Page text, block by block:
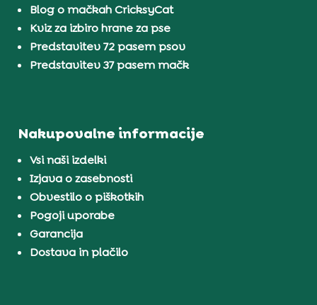
Blog o mačkah CricksyCat
Kviz za izbiro hrane za pse
Predstavitev 72 pasem psov
Predstavitev 37 pasem mačk
Nakupovalne informacije
Vsi naši izdelki
Izjava o zasebnosti
Obvestilo o piškotkih
Pogoji uporabe
Garancija
Dostava in plačilo